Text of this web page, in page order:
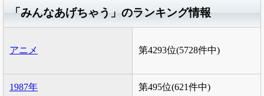
「みんなあげちゃう」のランキング情報
アニメ 第4293位(5728件中)
1987年 第495位(621件中)